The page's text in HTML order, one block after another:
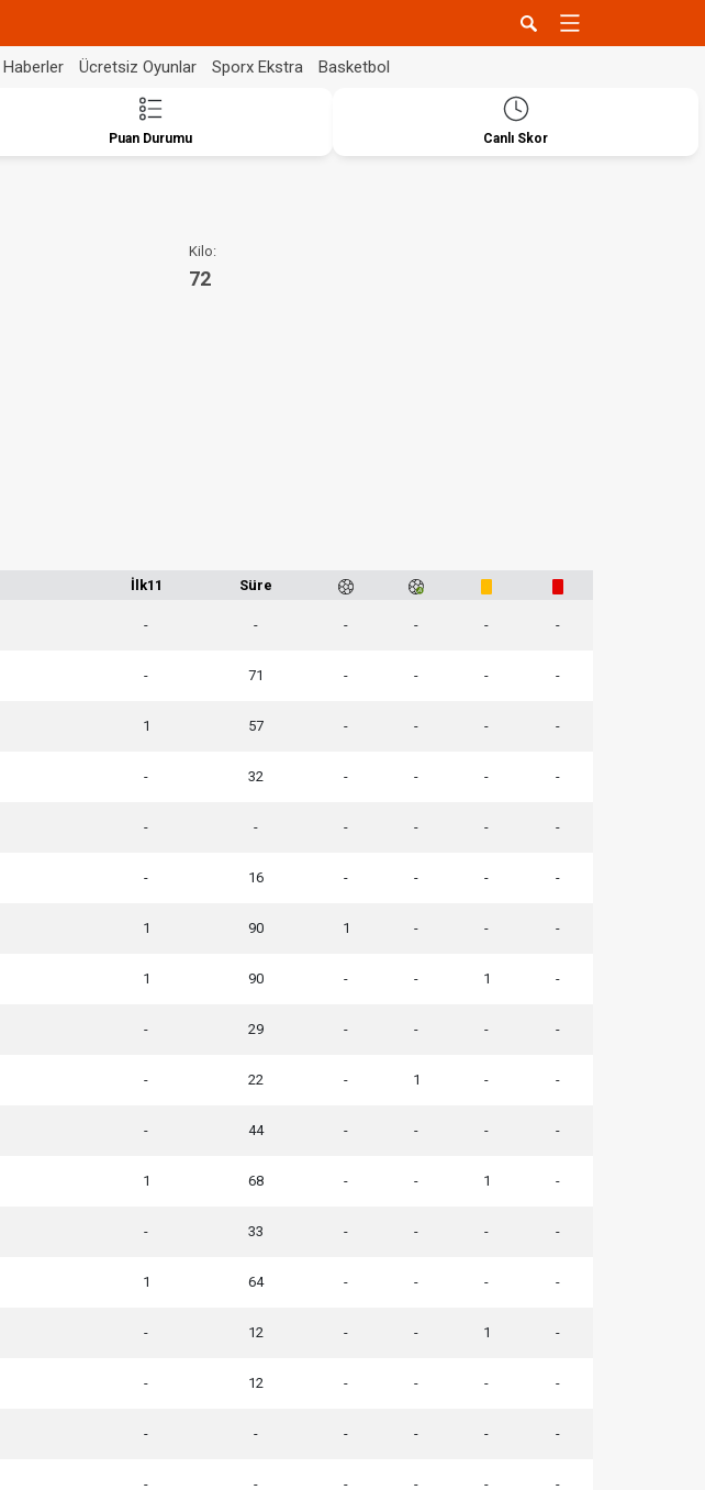
Ücretsiz Oyunlar Sporx Ekstra Basketbol
Puan Durumu Canlı Skor
Kilo:
72
İlk11 Süre
- - - - - -
- 71 - - - -
1 57 - - - -
- 32 - - - -
- - - - - -
- 16 - - - -
1 90 1 - - -
1 90 - - 1 -
- 29 - - - -
- 22 - 1 - -
- 44 - - - -
1 68 - - 1 -
- 33 - - - -
1 64 - - - -
- 12 - - 1 -
- 12 - - - -
- - - - - -
- - - - - -